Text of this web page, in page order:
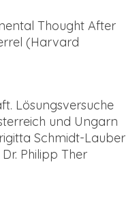
Thought After
(Harvard
Lösungsversuche
und Ungarn
Schmidt-Lauber
Philipp Ther